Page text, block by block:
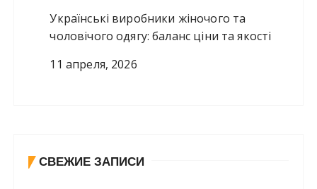
Українські виробники жіночого та
чоловічого одягу: баланс ціни та якості
11 апреля, 2026
СВЕЖИЕ ЗАПИСИ